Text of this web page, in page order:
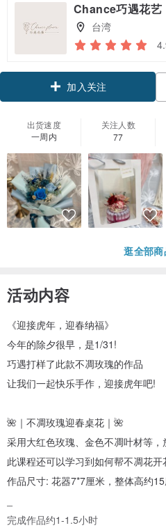
Chance巧遇花艺
台湾
加入关注
出货速度
一周内
关注人数
77
逛全部
活动内容
《迎接虎年，迎春纳福》
今年的除夕很早，是1/31!
巧遇打样了此款不凋玫瑰的作品
让我们一起快乐手作，迎接虎年吧!
🌺｜不凋玫瑰迎春桌花｜🌺
采用大红色玫瑰、金色不凋叶材等
此课程还可以学习到如何帮不凋花开
作品尺寸: 花器7*7厘米，整体高约
完成作品约1-1.5小时